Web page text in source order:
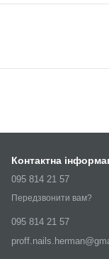
Контактна
095 814 21 57
Передзвонити вам?
095 814 21 57